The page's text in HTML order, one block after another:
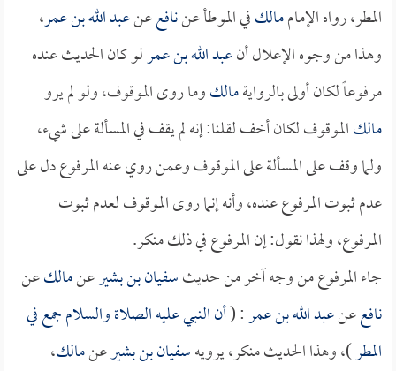
المطر، رواه الإماممالكفي الموطأ عننافععنعبد الله بن عمر،
وهذا من وجوه الإعلال أنعبد الله بن عمرلو كان الحديث عنده
مرفوعاً لكان أولى بالروايةمالكوما روى الموقوف، ولو لم يرو
مالكالموقوف لكان أخف لقلنا: إنه لم يقف في المسألة على شيء،
ولما وقف على المسألة على الموقوف وعمن روي عنه المرفوع دل على
عدم ثبوت المرفوع عنده، وأنه إنما روى الموقوف لعدم ثبوت
المرفوع، ولهذا نقول: إن المرفوع في ذلك منكر.
جاء المرفوع من وجه آخر من حديثسفيان بن بشيرعنمالكعن
نافععنعبد الله بن عمر: (أن النبي عليه الصلاة والسلام جمع في
المطر)، وهذا الحديث منكر، يرويهسفيان بن بشيرعنمالك،